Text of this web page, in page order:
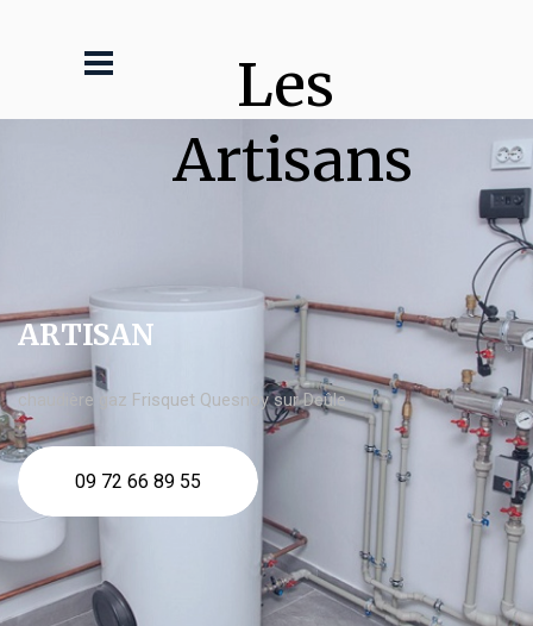
Les
Artisans
ARTISAN
chaudière gaz Frisquet Quesnoy sur Deûle
09 72 66 89 55